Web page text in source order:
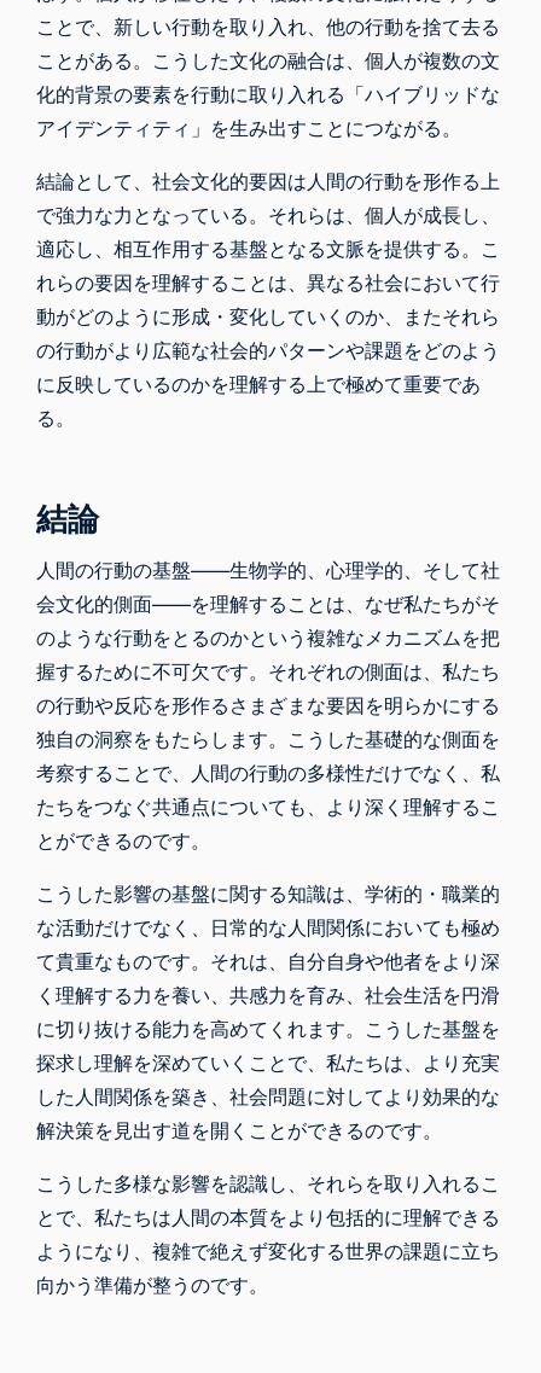
ことで、新しい行動を取り入れ、他の行動を捨て去る
ことがある。こうした文化の融合は、個人が複数の文
化的背景の要素を行動に取り入れる「ハイブリッドな
アイデンティティ」を生み出すことにつながる。
結論として、社会文化的要因は人間の行動を形作る上
で強力な力となっている。それらは、個人が成長し、
適応し、相互作用する基盤となる文脈を提供する。こ
れらの要因を理解することは、異なる社会において行
動がどのように形成・変化していくのか、またそれら
の行動がより広範な社会的パターンや課題をどのよう
に反映しているのかを理解する上で極めて重要であ
る。
結論
人間の行動の基盤――生物学的、心理学的、そして社
会文化的側面――を理解することは、なぜ私たちがそ
のような行動をとるのかという複雑なメカニズムを把
握するために不可欠です。それぞれの側面は、私たち
の行動や反応を形作るさまざまな要因を明らかにする
独自の洞察をもたらします。こうした基礎的な側面を
考察することで、人間の行動の多様性だけでなく、私
たちをつなぐ共通点についても、より深く理解するこ
とができるのです。
こうした影響の基盤に関する知識は、学術的・職業的
な活動だけでなく、日常的な人間関係においても極め
て貴重なものです。それは、自分自身や他者をより深
く理解する力を養い、共感力を育み、社会生活を円滑
に切り抜ける能力を高めてくれます。こうした基盤を
探求し理解を深めていくことで、私たちは、より充実
した人間関係を築き、社会問題に対してより効果的な
解決策を見出す道を開くことができるのです。
こうした多様な影響を認識し、それらを取り入れるこ
とで、私たちは人間の本質をより包括的に理解できる
ようになり、複雑で絶えず変化する世界の課題に立ち
向かう準備が整うのです。